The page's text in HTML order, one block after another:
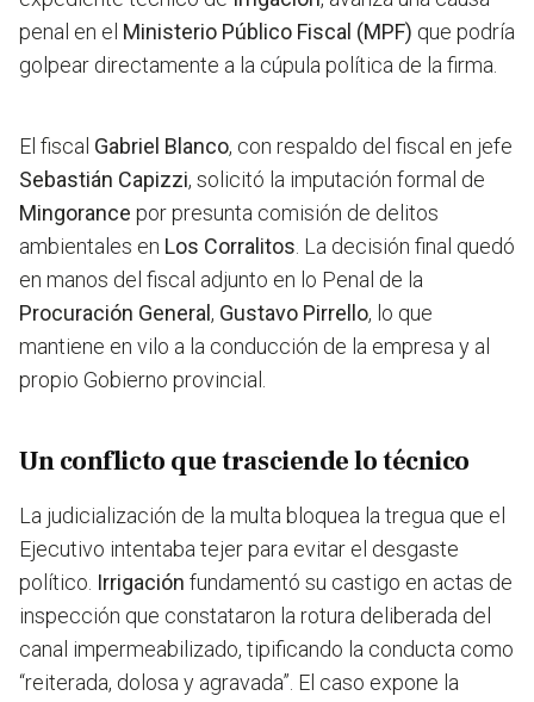
penal en el Ministerio Público Fiscal (MPF) que podría
golpear directamente a la cúpula política de la firma.
El fiscal Gabriel Blanco, con respaldo del fiscal en jefe
Sebastián Capizzi, solicitó la imputación formal de
Mingorance por presunta comisión de delitos
ambientales en Los Corralitos . La decisión final quedó
en manos del fiscal adjunto en lo Penal de la
Procuración General , Gustavo Pirrello, lo que
mantiene en vilo a la conducción de la empresa y al
propio Gobierno provincial.
Un conflicto que trasciende lo técnico
La judicialización de la multa bloquea la tregua que el
Ejecutivo intentaba tejer para evitar el desgaste
político. Irrigación fundamentó su castigo en actas de
inspección que constataron la rotura deliberada del
canal impermeabilizado, tipificando la conducta como
“reiterada, dolosa y agravada”. El caso expone la